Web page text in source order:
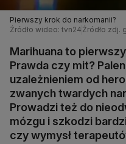
Pierwszy krok do narkomanii?
Źródło wideo: tvn24 Źródło zdj.
Marihuana to
Prawda czy mit?
uzależnieniem od
zwanych twardych
Prowadzi też do
mózgu i szkodzi
czy wymysł